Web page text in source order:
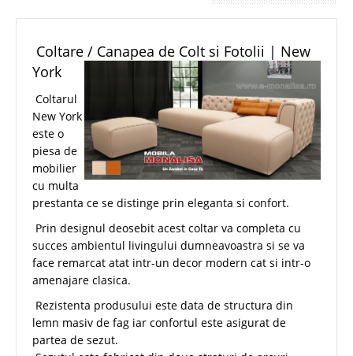
Coltare / Canapea de Colt si Fotolii | New
York
Coltarul
New York
este o
piesa de
mobilier
cu multa
prestanta ce se distinge prin eleganta si confort.
Prin designul deosebit acest coltar va completa cu
succes ambientul livingului dumneavoastra si se va
face remarcat atat intr-un decor modern cat si intr-o
amenajare clasica.
Rezistenta produsului este data de structura din
lemn masiv de fag iar confortul este asigurat de
partea de sezut.